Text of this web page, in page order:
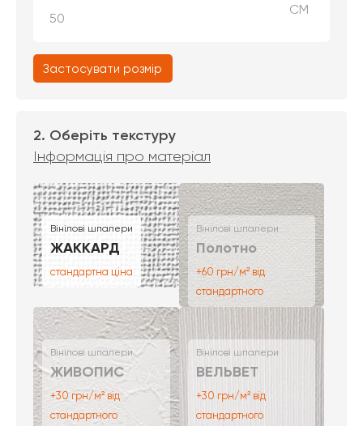
СМ
Застосувати розмір
2. Оберіть текстуру
Інформація про матеріал
Вінілові шпалери
ЖАККАРД
стандартна ціна
Вінілові шпалери
Полотно
+60 грн/м² від
стандартного
Вінілові шпалери
ЖИВОПИС
+30 грн/м² від
стандартного
Вінілові шпалери
ВЕЛЬВЕТ
+30 грн/м² від
стандартного